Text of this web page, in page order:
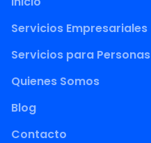
Servicios Empresariales
Servicios para Personas
Quienes Somos
Blog
Contacto